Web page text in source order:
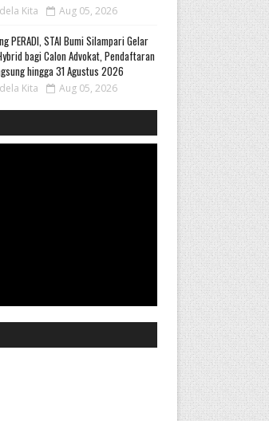
Kita Aug 05, 2026
PERADI, STAI Bumi Silampari Gelar
bagi Calon Advokat, Pendaftaran
hingga 31 Agustus 2026
Kita Aug 05, 2026